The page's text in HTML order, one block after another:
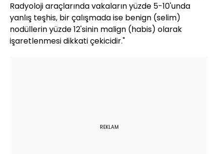
Radyoloji araçlarında vakaların yüzde 5-10'unda
yanlış teşhis, bir çalışmada ise benign (selim)
nodüllerin yüzde 12'sinin malign (habis) olarak
işaretlenmesi dikkati çekicidir."
REKLAM